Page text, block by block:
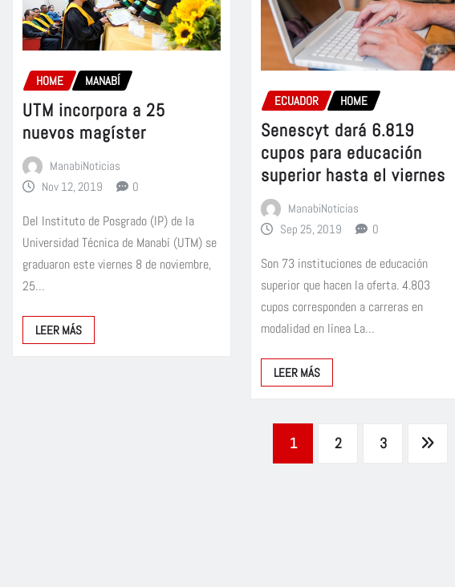
HOME MANABÍ
UTM incorpora a 25
nuevos magíster
ManabiNoticias
Nov 12, 2019
0
Del Instituto de Posgrado (IP) de la
Universidad Técnica de Manabí (UTM) se
graduaron este viernes 8 de noviembre,
25…
LEER MÁS
ECUADOR HOME
Senescyt dará 6.819
cupos para educación
superior hasta el viernes
ManabiNoticias
Sep 25, 2019
0
Son 73 instituciones de educación
superior que hacen la oferta. 4.803
cupos corresponden a carreras en
modalidad en línea La…
LEER MÁS
1 2 3